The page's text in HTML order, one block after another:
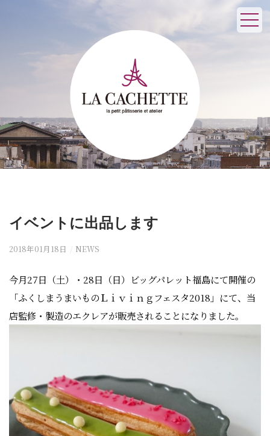
イベントに出品します
2018年01月18日 NEWS
今月27日（土）・28日（日）ビッグパレット福島にて開催の
「ふくしまうまいものＬｉｖｉｎｇフェスタ2018」にて、当
店監修・製造のエクレアが販売されることになりました。